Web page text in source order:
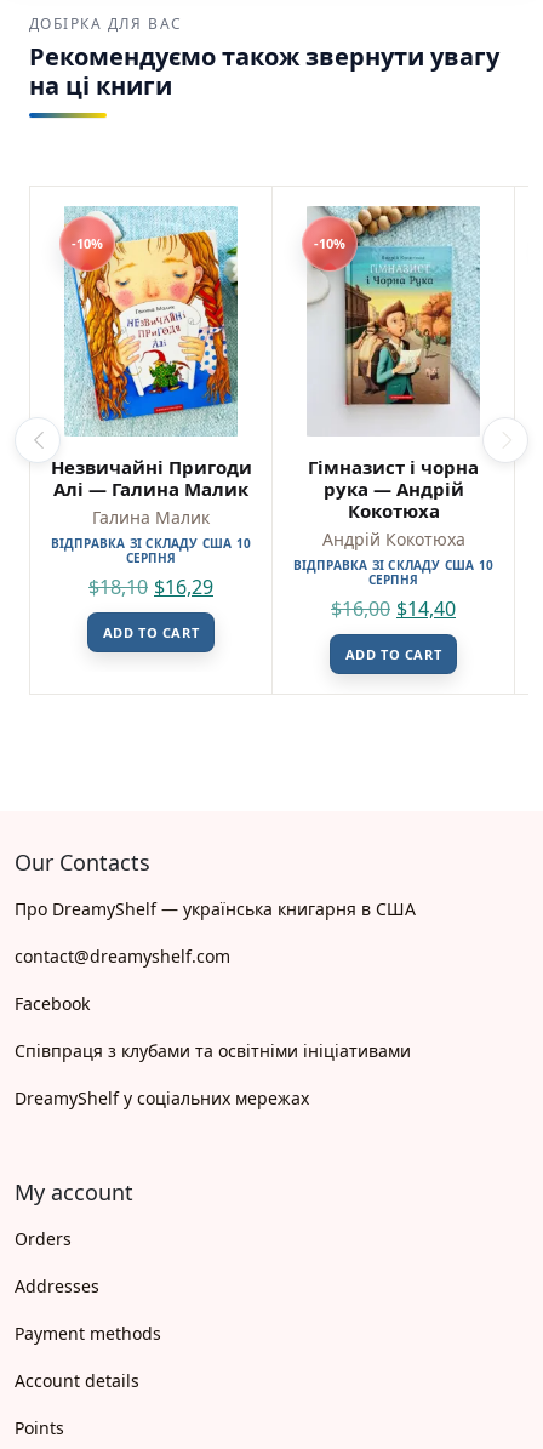
ДОБІРКА ДЛЯ ВАС
Рекомендуємо також звернути увагу
на ці книги
-10%
Незвичайні Пригоди
Алі — Галина Малик
Галина Малик
ВІДПРАВКА ЗІ СКЛАДУ США 10
СЕРПНЯ
$18,10 $16,29
ADD TO CART
-10%
Гімназист і чорна
рука — Андрій
Кокотюха
Андрій Кокотюха
ВІДПРАВКА ЗІ СКЛАДУ США 10
СЕРПНЯ
$16,00 $14,40
ADD TO CART
Our Contacts
Про DreamyShelf — українська книгарня в США
contact@dreamyshelf.com
Facebook
Співпраця з клубами та освітніми ініціативами
DreamyShelf у соціальних мережах
My account
Orders
Addresses
Payment methods
Account details
Points